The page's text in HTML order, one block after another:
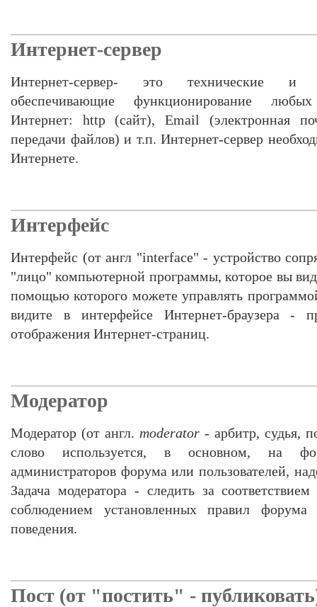
Интернет-сервер
Интернет-сервер- это технические и
обеспечивающие функционирование
Интернет: http (сайт), Email (электронная
передачи файлов) и т.п. Интернет-сервер
Интернете.
Интерфейс
Интерфейс (от англ "interface" - устройство
"лицо" компьютерной программы, которое вы
помощью которого можете управлять
видите в интерфейсе Интернет-браузера -
отображения Интернет-страниц.
Модератор
Модератор (от англ. moderator - арбитр, судья,
слово используется, в основном, на
администраторов форума или пользователей,
Задача модератора - следить за
соблюдением установленных правил
поведения.
Пост (от "постить" -